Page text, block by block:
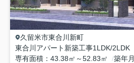
久留米市東合川新町
東合川アパート新築工事1LDK/2LDK
専有面積
43.38㎡～52.83㎡ 築年月